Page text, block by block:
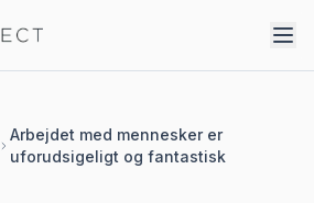
Arbejdet med mennesker er
uforudsigeligt og fantastisk